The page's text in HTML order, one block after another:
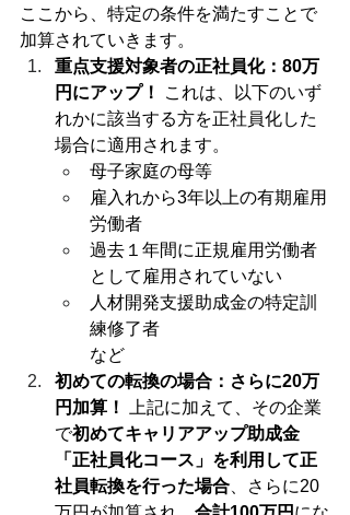
ここから、特定の条件を満たすことで
加算されていきます。
重点支援対象者の正社員化：80万
円にアップ！
これは、以下のいず
れかに該当する方を正社員化した
場合に適用されます。
母子家庭の母等
雇入れから3年以上の有期雇用
労働者
過去１年間に正規雇用労働者
として雇用されていない
人材開発支援助成金の特定訓
練修了者
など
初めての転換の場合：さらに20万
円加算！
上記に加えて、その企業
で初めてキャリアアップ助成金
「正社員化コース」を利用して正
社員転換を行った場合 、さらに20